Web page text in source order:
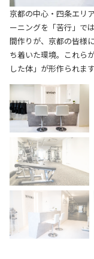
京都の中心・四条エリ
ーニングを「苦行」で
間作りが、京都の皆様
ち着いた環境。これら
した体」が形作られます